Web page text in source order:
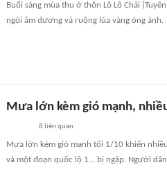
Buổi sáng mùa thu ở thôn Lô Lô Chải
ngói âm dương và ruộng lúa vàng óng ánh.
Mưa lớn kèm gió mạnh,
8 liên quan
Mưa lớn kèm gió mạnh tối 1/10 khiến
và một đoạn quốc lộ 1... bị ngập. Người